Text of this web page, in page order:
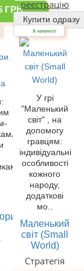
ГРНреєстрацію
Купити одразу
В наявності
У грі
"Маленький
світ" , на
допомогу
гравцям:
індивідуальні
особливості
кожного
народу,
додаткові
мо..
Маленький
світ (Small
World)
Стратегія